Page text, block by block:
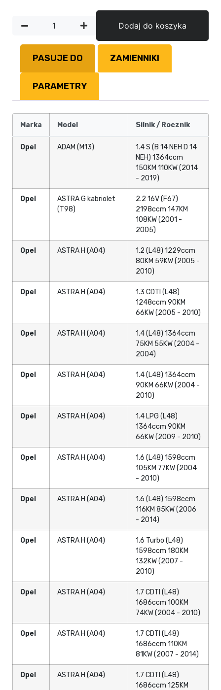
Dodaj do koszyka
PASUJE DO ZAMIENNIKI
PARAMETRY
Marka Model Silnik / Rocznik
Opel ADAM (M13)
1.4 S (B 14 NEH D 14
NEH) 1364ccm
150KM 110KW (2014
- 2019)
Opel
ASTRA G kabriolet
(T98)
2.2 16V (F67)
2198ccm 147KM
108KW (2001 -
2005)
Opel ASTRA H (A04)
1.2 (L48) 1229ccm
80KM 59KW (2005 -
2010)
Opel ASTRA H (A04)
1.3 CDTI (L48)
1248ccm 90KM
66KW (2005 - 2010)
Opel ASTRA H (A04)
1.4 (L48) 1364ccm
75KM 55KW (2004 -
2004)
Opel ASTRA H (A04)
1.4 (L48) 1364ccm
90KM 66KW (2004 -
2010)
Opel ASTRA H (A04)
1.4 LPG (L48)
1364ccm 90KM
66KW (2009 - 2010)
Opel ASTRA H (A04)
1.6 (L48) 1598ccm
105KM 77KW (2004
- 2010)
Opel ASTRA H (A04)
1.6 (L48) 1598ccm
116KM 85KW (2006
- 2014)
Opel ASTRA H (A04)
1.6 Turbo (L48)
1598ccm 180KM
132KW (2007 -
2010)
Opel ASTRA H (A04)
1.7 CDTI (L48)
1686ccm 100KM
74KW (2004 - 2010)
Opel ASTRA H (A04)
1.7 CDTI (L48)
1686ccm 110KM
81KW (2007 - 2014)
Opel ASTRA H (A04)
1.7 CDTI (L48)
1686ccm 125KM